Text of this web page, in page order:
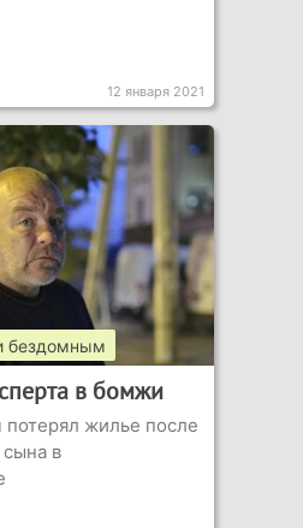
12 января 2021
бездомным
в бомжи
потерял жилье после
в